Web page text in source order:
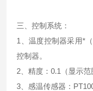
三、控制系统：
1、温度控制器采用*
控制器。
2、精度：0.1（显示
3、感温传感器：